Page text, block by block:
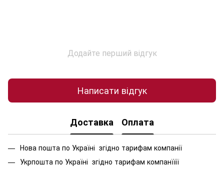
Додайте перший відгук
Написати відгук
Доставка Оплата
Нова пошта по Україні згідно тарифам компанії
Укрпошта по Україні згідно тарифам компанїїії